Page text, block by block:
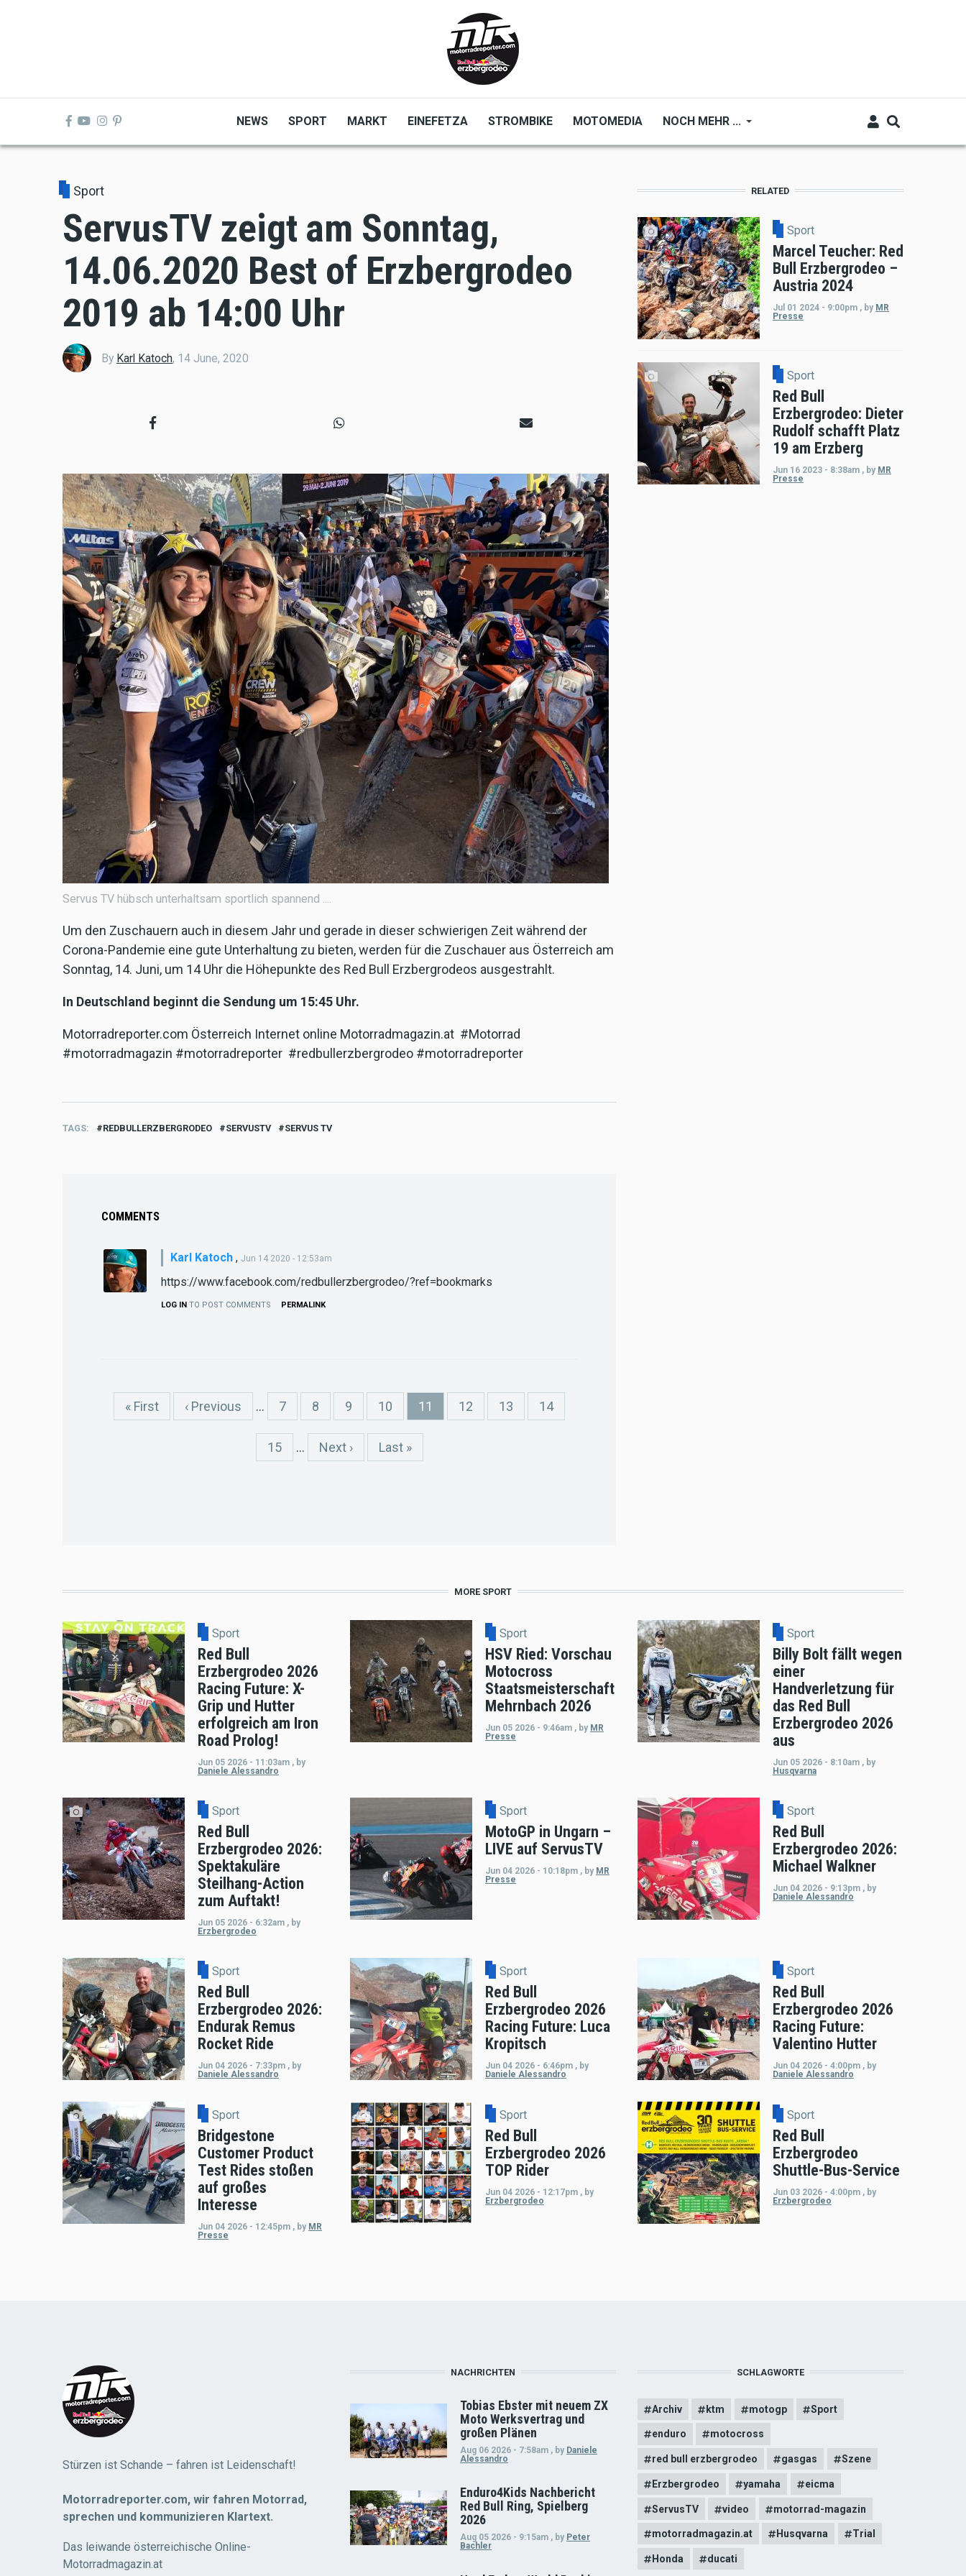
NEWS SPORT MARKT EINEFETZA STROMBIKE MOTOMEDIA NOCH MEHR ...
Sport
ServusTV zeigt am Sonntag,
14.06.2020 Best of Erzbergrodeo
2019 ab 14:00 Uhr
By Karl Katoch, 14 June, 2020
Servus TV hübsch unterhaltsam sportlich spannend ....
Um den Zuschauern auch in diesem Jahr und gerade in dieser schwierigen Zeit während der
Corona-Pandemie eine gute Unterhaltung zu bieten, werden für die Zuschauer aus Österreich am
Sonntag, 14. Juni, um 14 Uhr die Höhepunkte des Red Bull Erzbergrodeos ausgestrahlt.
In Deutschland beginnt die Sendung um 15:45 Uhr.
Motorradreporter.com Österreich Internet online Motorradmagazin.at #Motorrad
#motorradmagazin #motorradreporter #redbullerzbergrodeo #motorradreporter
TAGS REDBULLERZBERGRODEO SERVUSTV SERVUS TV
COMMENTS
Karl Katoch , Jun 14 2020 - 12:53am
https://www.facebook.com/redbullerzbergrodeo/?ref=bookmarks
LOG IN TO POST COMMENTS PERMALINK
First
« First
Previous
‹ Previous … Page
7 Page
8 Page
9 Page
10
Current
11 Page
12 Page
13 Page
14
Page
15 …
Next
Next ›
Last
Last »
RELATED
Sport
Marcel Teucher: Red
Bull Erzbergrodeo –
Austria 2024
Jul 01 2024 - 9:00pm , by MR
Presse
Sport
Red Bull
Erzbergrodeo: Dieter
Rudolf schafft Platz
19 am Erzberg
Jun 16 2023 - 8:38am , by MR
Presse
MORE SPORT
Sport
Red Bull
Erzbergrodeo 2026
Racing Future: X-
Grip und Hutter
erfolgreich am Iron
Road Prolog!
Jun 05 2026 - 11:03am , by
Daniele Alessandro
Sport
HSV Ried: Vorschau
Motocross
Staatsmeisterschaft
Mehrnbach 2026
Jun 05 2026 - 9:46am , by MR
Presse
Sport
Billy Bolt fällt wegen
einer
Handverletzung für
das Red Bull
Erzbergrodeo 2026
aus
Jun 05 2026 - 8:10am , by
Husqvarna
Sport
Red Bull
Erzbergrodeo 2026:
Spektakuläre
Steilhang-Action
zum Auftakt!
Jun 05 2026 - 6:32am , by
Erzbergrodeo
Sport
MotoGP in Ungarn –
LIVE auf ServusTV
Jun 04 2026 - 10:18pm , by MR
Presse
Sport
Red Bull
Erzbergrodeo 2026:
Michael Walkner
Jun 04 2026 - 9:13pm , by
Daniele Alessandro
Sport
Red Bull
Erzbergrodeo 2026:
Endurak Remus
Rocket Ride
Jun 04 2026 - 7:33pm , by
Daniele Alessandro
Sport
Red Bull
Erzbergrodeo 2026
Racing Future: Luca
Kropitsch
Jun 04 2026 - 6:46pm , by
Daniele Alessandro
Sport
Red Bull
Erzbergrodeo 2026
Racing Future:
Valentino Hutter
Jun 04 2026 - 4:00pm , by
Daniele Alessandro
Sport
Bridgestone
Customer Product
Test Rides stoßen
auf großes
Interesse
Jun 04 2026 - 12:45pm , by MR
Presse
Sport
Red Bull
Erzbergrodeo 2026
TOP Rider
Jun 04 2026 - 12:17pm , by
Erzbergrodeo
Sport
Red Bull
Erzbergrodeo
Shuttle-Bus-Service
Jun 03 2026 - 4:00pm , by
Erzbergrodeo
Stürzen ist Schande – fahren ist Leidenschaft!
Motorradreporter.com, wir fahren Motorrad,
sprechen und kommunizieren Klartext.
Das leiwande österreichische Online-
Motorradmagazin.at
NACHRICHTEN
Tobias Ebster mit neuem ZX
Moto Werksvertrag und
großen Plänen
Aug 06 2026 - 7:58am , by Daniele
Alessandro
Enduro4Kids Nachbericht
Red Bull Ring, Spielberg
2026
Aug 05 2026 - 9:15am , by Peter
Bachler
SCHLAGWORTE
Archiv ktm motogp Sport
enduro motocross
red bull erzbergrodeo gasgas Szene
Erzbergrodeo yamaha eicma
ServusTV video motorrad-magazin
motorradmagazin.at Husqvarna Trial
Honda ducati